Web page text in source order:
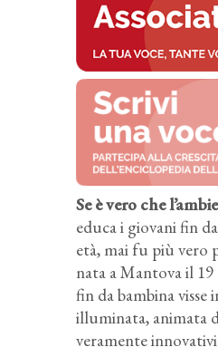
Se è vero che
educa i giovani fin
età, mai fu più vero
nata a Mantova il 19
fin da bambina visse
illuminata, animata
veramente